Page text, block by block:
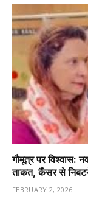
गौमूत्र पर विश्वास:
ताकत, कैंसर से
FEBRUARY 2, 2026